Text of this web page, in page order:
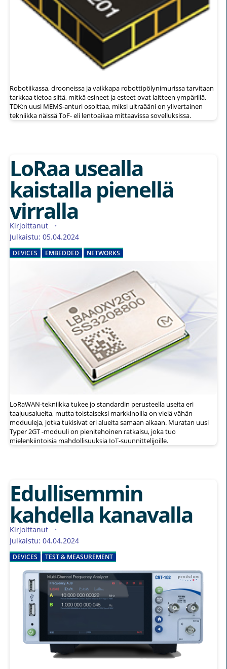
Robotiikassa, drooneissa ja vaikkapa robottipölynimurissa tarvitaan
tarkkaa tietoa siitä, mitkä esineet ja esteet ovat laitteen ympärillä.
TDK:n uusi MEMS-anturi osoittaa, miksi ultraääni on ylivertainen
tekniikka näissä ToF- eli lentoaikaa mittaavissa sovelluksissa.
LoRaa usealla
kaistalla pienellä
virralla
Kirjoittanut
Julkaistu: 05.04.2024
DEVICES EMBEDDED NETWORKS
LoRaWAN-tekniikka tukee jo standardin perusteella useita eri
taajuusalueita, mutta toistaiseksi markkinoilla on vielä vähän
moduuleja, jotka tukisivat eri alueita samaan aikaan. Muratan uusi
Typer 2GT -moduuli on pienitehoinen ratkaisu, joka tuo
mielenkiintoisia mahdollisuuksia IoT-suunnittelijoille.
Edullisemmin
kahdella kanavalla
Kirjoittanut
Julkaistu: 04.04.2024
DEVICES TEST & MEASUREMENT